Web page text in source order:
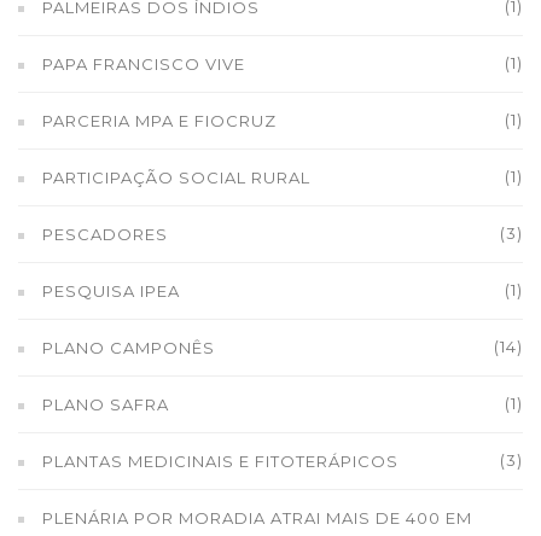
PALMEIRAS DOS ÍNDIOS (1)
PAPA FRANCISCO VIVE (1)
PARCERIA MPA E FIOCRUZ (1)
PARTICIPAÇÃO SOCIAL RURAL (1)
PESCADORES (3)
PESQUISA IPEA (1)
PLANO CAMPONÊS (14)
PLANO SAFRA (1)
PLANTAS MEDICINAIS E FITOTERÁPICOS (3)
PLENÁRIA POR MORADIA ATRAI MAIS DE 400 EM